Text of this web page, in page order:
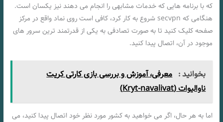
که با برنامه هایی که خدمات مشابهی را انجام می دهند نیز یکسان است.
هنگامی که secvpn شروع به کار کرد، کافی است روی نماد واقع در مرکز
صفحه کلیک کنید تا به صورت تصادفی به یکی از قدرتمند ترین سرور های
موجود در آن، اتصال پیدا کنید.
بخوانید : معرفی، آموزش و بررسی بازی کارتی کریت
ناوالیوات (Kryt-navalivat)
اما به هر حال، اگر می ‌خواهید به کشور مورد نظر خود اتصال پیدا کنید، می